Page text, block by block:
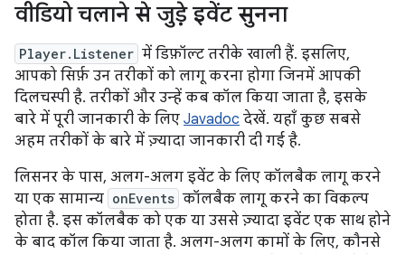
वीडियो चलाने से जुड़े इवेंट सुनना
Player.Listener में डिफ़ॉल्ट तरीके खाली हैं. इसलिए,
आपको सिर्फ़ उन तरीकों को लागू करना होगा जिनमें आपकी
दिलचस्पी है. तरीकों और उन्हें कब कॉल किया जाता है, इसके
बारे में पूरी जानकारी के लिए Javadoc देखें. यहाँ कुछ सबसे
अहम तरीकों के बारे में ज़्यादा जानकारी दी गई है.
लिसनर के पास, अलग-अलग इवेंट के लिए कॉलबैक लागू करने
या एक सामान्य onEvents कॉलबैक लागू करने का विकल्प
होता है. इस कॉलबैक को एक या उससे ज़्यादा इवेंट एक साथ होने
के बाद कॉल किया जाता है. अलग-अलग कामों के लिए, कौनसे